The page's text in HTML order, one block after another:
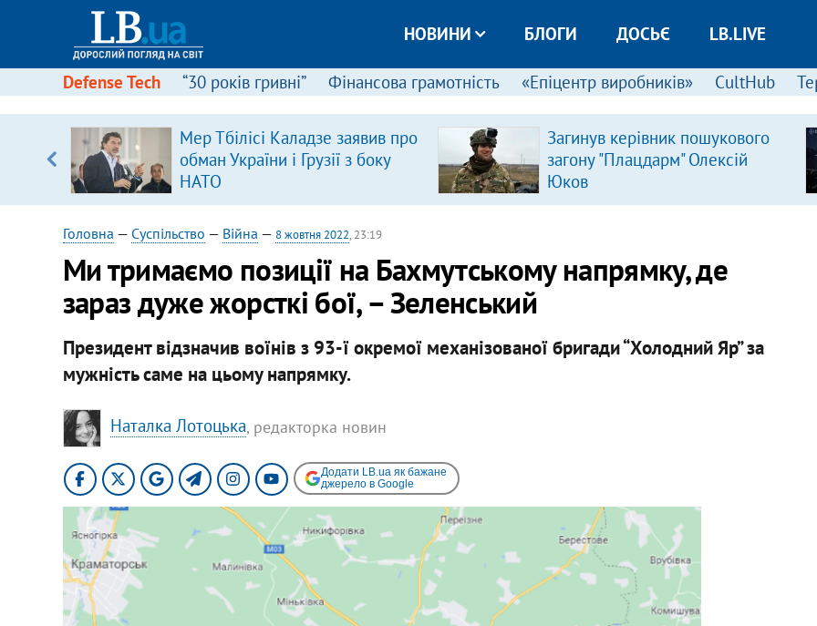
НОВИНИ БЛОГИ ДОСЬЄ LB.LIVE
Defense Tech “30 років гривні” Фінансова грамотність «Епіцентр виробників» CultHub
Мер Тбілісі Каладзе заявив про
обман України і Грузії з боку
НАТО
Загинув керівник пошукового
загону "Плацдарм" Олексій
Юков
Головна — Суспільство — Війна — 8 жовтня 2022, 23:19
Ми тримаємо позиції на Бахмутському напрямку, де
зараз дуже жорсткі бої, – Зеленський
Президент відзначив воїнів з 93-ї окремої механізованої бригади “Холодний Яр” за
мужність саме на цьому напрямку.
Наталка Лотоцька, редакторка новин
Додати LB.ua як бажане
джерело в Google